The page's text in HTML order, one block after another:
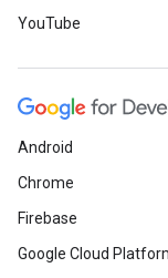
YouTube
Android
Chrome
Firebase
Google Cloud